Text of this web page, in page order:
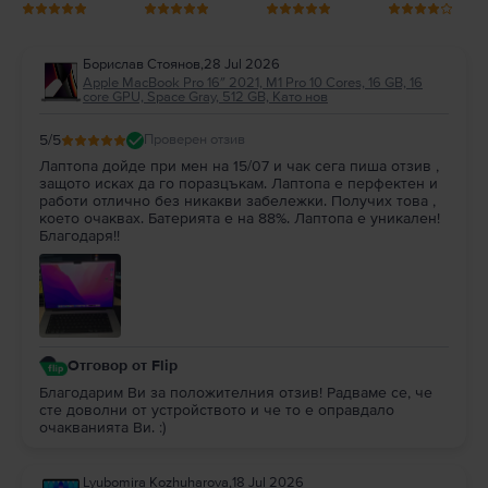
Борислав Стоянов,28 Jul 2026
Apple MacBook Pro 16″ 2021, M1 Pro 10 Cores, 16 GB, 16
core GPU, Space Gray, 512 GB, Като нов
5/5 Проверен отзив
Лаптопа дойде при мен на 15/07 и чак сега пиша отзив ,
защото исках да го поразцъкам. Лаптопа е перфектен и
работи отлично без никакви забележки. Получих това ,
което очаквах. Батерията е на 88%. Лаптопа е уникален!
Благодаря!!
Отговор от Flip
Благодарим Ви за положителния отзив! Радваме се, че
сте доволни от устройството и че то е оправдало
очакванията Ви. :)
Lyubomira Kozhuharova,18 Jul 2026